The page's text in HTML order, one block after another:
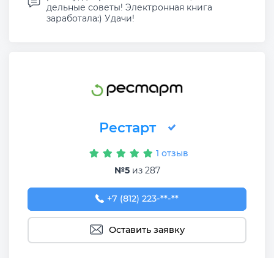
дельные советы! Электронная книга
заработала:) Удачи!
Рестарт
1 отзыв
№5из 287
+7 (812) 223-46-65
+7 (812) 223-**-**
Оставить заявку